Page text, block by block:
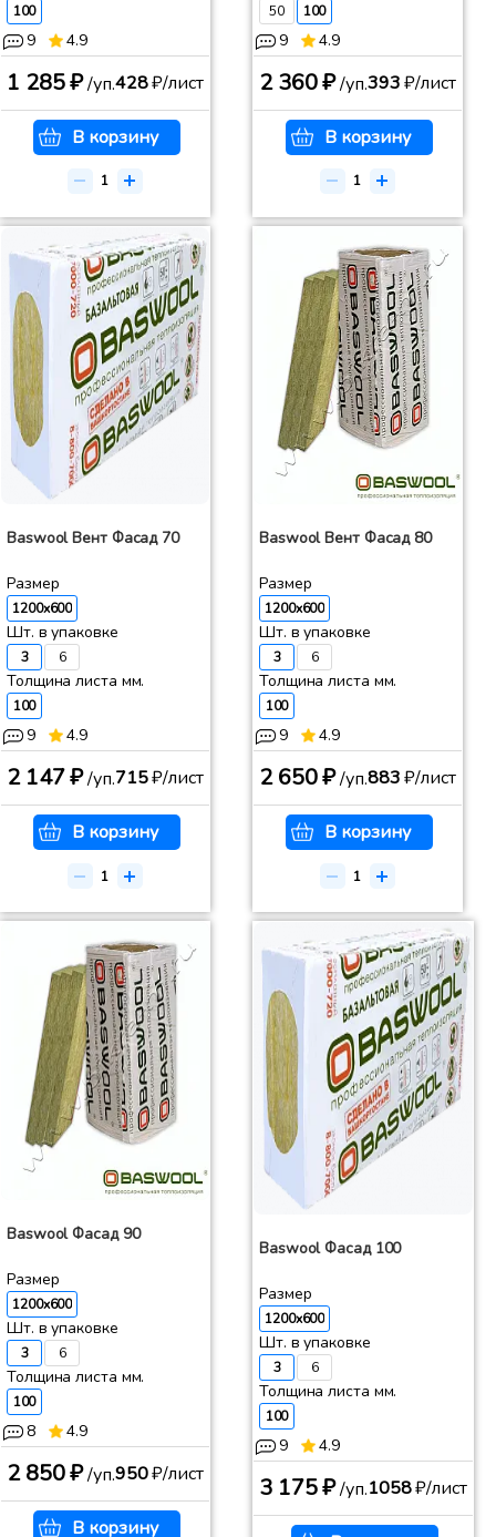
100
9 4.9
1 285 ₽/уп.428₽/лист
В корзину
50 100
9 4.9
2 360 ₽/уп.393₽/лист
В корзину
Baswool Вент Фасад 70
Размер
1200x600
Шт. в упаковке
3 6
Толщина листа мм.
100
9 4.9
2 147 ₽/уп.715₽/лист
В корзину
Baswool Вент Фасад 80
Размер
1200x600
Шт. в упаковке
3 6
Толщина листа мм.
100
9 4.9
2 650 ₽/уп.883₽/лист
В корзину
Baswool Фасад 90
Размер
1200x600
Шт. в упаковке
3 6
Толщина листа мм.
100
8 4.9
2 850 ₽/уп.950₽/лист
В корзину
Baswool Фасад 100
Размер
1200x600
Шт. в упаковке
3 6
Толщина листа мм.
100
9 4.9
3 175 ₽/уп.1058₽/лист